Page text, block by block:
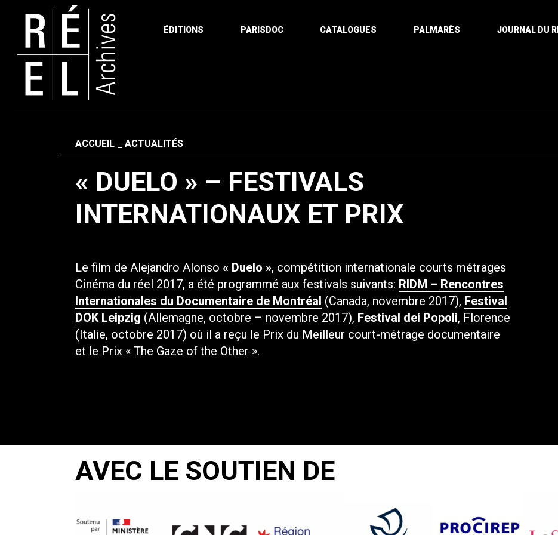
ÉDITIONS PARISDOC CATALOGUES PALMARÈS JOURNAL DU
Fil d'ariane
ACCUEIL ACTUALITÉS
« DUELO » – FESTIVALS
INTERNATIONAUX ET PRIX
Le film de Alejandro Alonso « Duelo », compétition internationale courts métrages
Cinéma du réel 2017, a été programmé aux festivals suivants: RIDM – Rencontres
Internationales du Documentaire de Montréal (Canada, novembre 2017), Festival
DOK Leipzig (Allemagne, octobre – novembre 2017), Festival dei Popoli, Florence
(Italie, octobre 2017) où il a reçu le Prix du Meilleur court-métrage documentaire
et le Prix « The Gaze of the Other ».
AVEC LE SOUTIEN DE